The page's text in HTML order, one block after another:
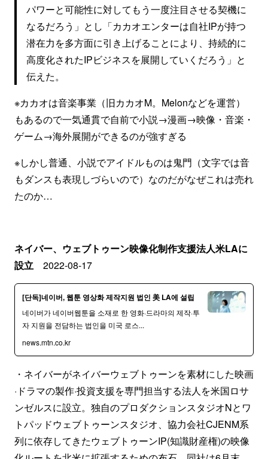
パワーと可能性に対してもう一度注目させる契機に
なるだろう」とし「カカオエンターは自社IPが持つ
潜在力を多方面に引き上げることにより、持続的に
高度化されたIPビジネスを展開していくだろう」と
伝えた。
※カカオは音楽事業（旧カカオM。Melonなどを運営）
もあるので一気通貫で自前で小説→漫画→映像・音楽・
ゲーム→海外展開ができるのが強すぎる
※しかし普通、小説でアイドルものは鬼門（文字では音
もダンスも表現しづらいので）なのだがなぜこれは売れ
たのか…
ネイバー、ウェブトゥーン映像化制作支援法人米LAに
設立 2022-08-17
[단독]네이버, 웹툰 영상화 제작지원 법인 美 LA에 설립
네이버가 네이버웹툰을 소재로 한 영화·드라마의 제작·투
자 지원을 전담하는 법인을 미국 로스...
news.mtn.co.kr
・ネイバーがネイバーウェブトゥーンを素材にした映画
·ドラマの製作·投資支援を専門担当する法人を米国ロサ
ンゼルスに設立。独自のプロダクションスタジオNとワ
トパッドウェブトゥーンスタジオ、協力会社CJENM系
列に依存してきたウェブトゥーンIP(知識財産権)の映像